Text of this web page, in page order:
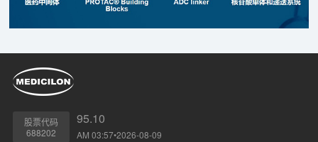
股票代码
688202
95.10
AM 03:57•2026-08-09